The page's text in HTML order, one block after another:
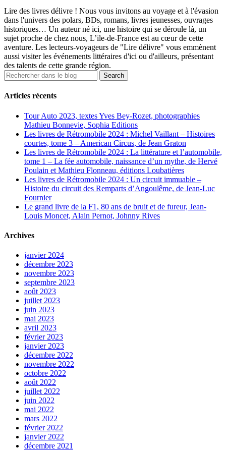
Lire des livres délivre ! Nous vous invitons au voyage et à l'évasion
dans l'univers des polars, BDs, romans, livres jeunesses, ouvrages
historiques… Un auteur né ici, une histoire qui se déroule là, un
sujet proche de chez nous, L’ile-de-France est au cœur de cette
aventure. Les lecteurs-voyageurs de "Lire délivre" vous emmènent
aussi visiter les événements littéraires d'ici ou d'ailleurs, présentant
des talents de cette grande région.
Articles récents
Tour Auto 2023, textes Yves Bey-Rozet, photographies
Mathieu Bonnevie, Sophia Editions
Les livres de Rétromobile 2024 : Michel Vaillant – Histoires
courtes, tome 3 – American Circus, de Jean Graton
Les livres de Rétromobile 2024 : La littérature et l’automobile,
tome 1 – La fée automobile, naissance d’un mythe, de Hervé
Poulain et Mathieu Flonneau, éditions Loubatières
Les livres de Rétromobile 2024 : Un circuit immuable –
Histoire du circuit des Remparts d’Angoulême, de Jean-Luc
Fournier
Le grand livre de la F1, 80 ans de bruit et de fureur, Jean-
Louis Moncet, Alain Pernot, Johnny Rives
Archives
janvier 2024
décembre 2023
novembre 2023
septembre 2023
août 2023
juillet 2023
juin 2023
mai 2023
avril 2023
février 2023
janvier 2023
décembre 2022
novembre 2022
octobre 2022
août 2022
juillet 2022
juin 2022
mai 2022
mars 2022
février 2022
janvier 2022
décembre 2021